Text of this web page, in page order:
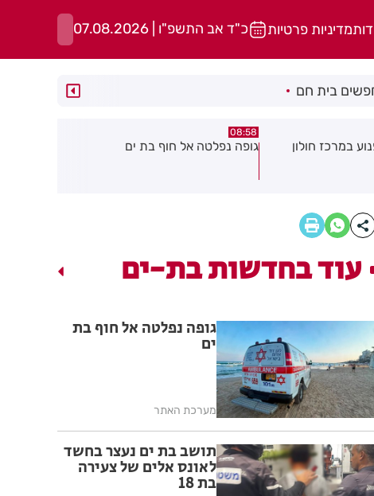
מדיניות פרטיות כ"ד אב התשפ"ו | 07.08.2026
בית חם
בת ים
08:29
חשד להצתה בשלושה מוקדים ברמת
עוד בחדשות בת-ים
גופה נפלטה אל חוף בת
ים
מערכת האתר
תושב בת ים נעצר בחשד
לאונס אלים של צעירה
בת 18